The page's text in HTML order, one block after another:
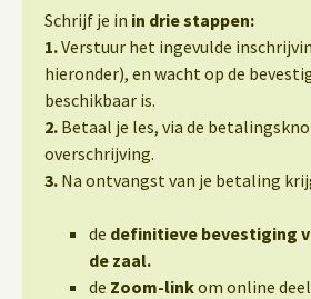
Schrijf je in in drie stappen:
1.Verstuur het ingevulde
hieronder), en wacht op de
beschikbaar is.
2. Betaal je les, via de
overschrijving.
3. Na ontvangst van je betaling
de definitieve bevestiging
de zaal.
de Zoom-linkom online